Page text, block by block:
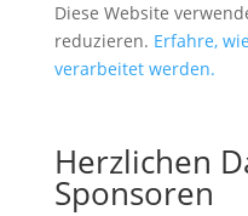
Diese Website
reduzieren. Erfahre,
verarbeitet werden.
Herzlichen
Sponsoren